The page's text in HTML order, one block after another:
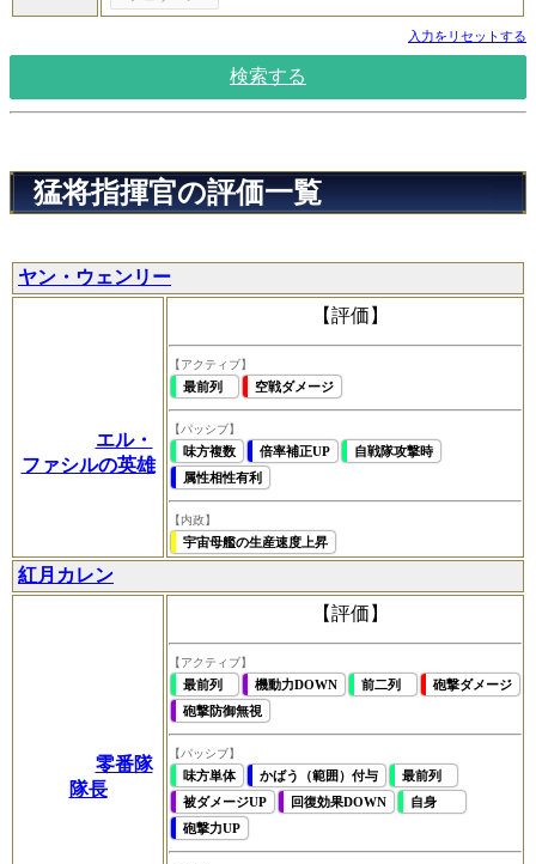
入力をリセットする
検索する
猛将指揮官の評価一覧
ヤン・ウェンリー
エル・
ファシルの英雄
【評価】
【アクティブ】
最前列 空戦ダメージ
【パッシブ】
味方複数 倍率補正UP
自戦隊攻撃時
属性相性有利
【内政】
宇宙母艦の生産速度上昇
紅月カレン
零番隊
隊長
【評価】
【アクティブ】
最前列 機動力DOWN 前二列
砲撃ダメージ
砲撃防御無視
【パッシブ】
味方単体 かばう（範囲）付与
最前列
被ダメージUP
回復効果DOWN
自身
砲撃力UP